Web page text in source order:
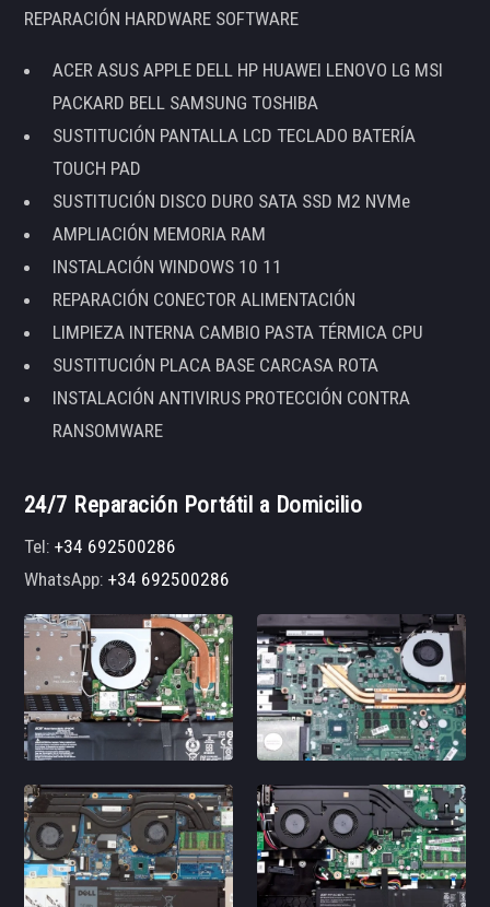
REPARACIÓN HARDWARE SOFTWARE
ACER ASUS APPLE DELL HP HUAWEI LENOVO LG MSI
PACKARD BELL SAMSUNG TOSHIBA
SUSTITUCIÓN PANTALLA LCD TECLADO BATERÍA
TOUCH PAD
SUSTITUCIÓN DISCO DURO SATA SSD M2 NVMe
AMPLIACIÓN MEMORIA RAM
INSTALACIÓN WINDOWS 10 11
REPARACIÓN CONECTOR ALIMENTACIÓN
LIMPIEZA INTERNA CAMBIO PASTA TÉRMICA CPU
SUSTITUCIÓN PLACA BASE CARCASA ROTA
INSTALACIÓN ANTIVIRUS PROTECCIÓN CONTRA
RANSOMWARE
24/7 Reparación Portátil a Domicilio
Tel:+34 692500286
WhatsApp:+34 692500286